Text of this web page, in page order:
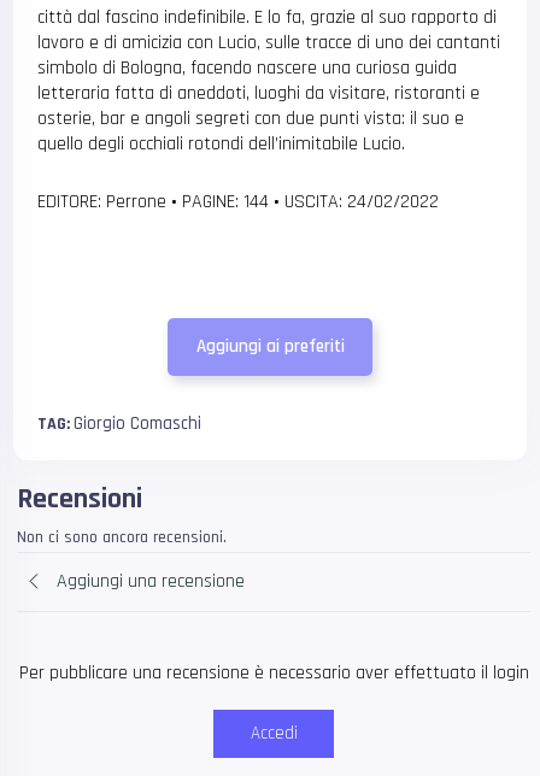
città dal fascino indefinibile. E lo fa, grazie al suo rapporto di
lavoro e di amicizia con Lucio, sulle tracce di uno dei cantanti
simbolo di Bologna, facendo nascere una curiosa guida
letteraria fatta di aneddoti, luoghi da visitare, ristoranti e
osterie, bar e angoli segreti con due punti vista: il suo e
quello degli occhiali rotondi dell’inimitabile Lucio.
EDITORE: Perrone • PAGINE: 144 • USCITA: 24/02/2022
Aggiungi ai preferiti
TAG:Giorgio Comaschi
Recensioni
Non ci sono ancora recensioni.
Aggiungi una recensione
Per pubblicare una recensione è necessario aver effettuato il login
Accedi